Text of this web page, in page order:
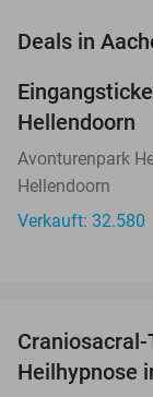
Deals in
Hellendoorn
Avonturenpark
Hellendoorn
Verkauft: 32.580
TODAY
Heilhypnose